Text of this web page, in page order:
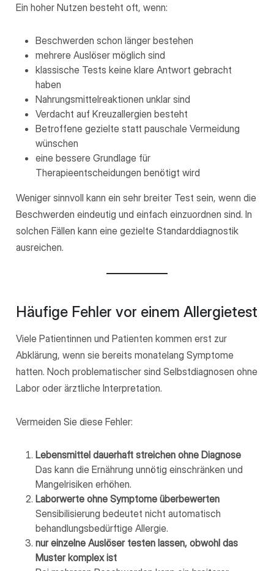
Ein hoher Nutzen besteht oft, wenn:
Beschwerden schon länger bestehen
mehrere Auslöser möglich sind
klassische Tests keine klare Antwort gebracht
haben
Nahrungsmittelreaktionen unklar sind
Verdacht auf Kreuzallergien besteht
Betroffene gezielte statt pauschale Vermeidung
wünschen
eine bessere Grundlage für
Therapieentscheidungen benötigt wird
Weniger sinnvoll kann ein sehr breiter Test sein, wenn die
Beschwerden eindeutig und einfach einzuordnen sind. In
solchen Fällen kann eine gezielte Standarddiagnostik
ausreichen.
Häufige Fehler vor einem Allergietest
Viele Patientinnen und Patienten kommen erst zur
Abklärung, wenn sie bereits monatelang Symptome
hatten. Noch problematischer sind Selbstdiagnosen ohne
Labor oder ärztliche Interpretation.
Vermeiden Sie diese Fehler:
Lebensmittel dauerhaft streichen ohne Diagnose
Das kann die Ernährung unnötig einschränken und
Mangelrisiken erhöhen.
Laborwerte ohne Symptome überbewerten
Sensibilisierung bedeutet nicht automatisch
behandlungsbedürftige Allergie.
nur einzelne Auslöser testen lassen, obwohl das
Muster komplex ist